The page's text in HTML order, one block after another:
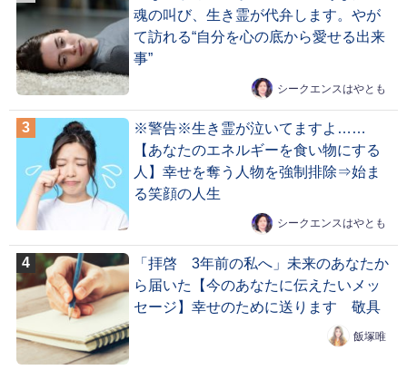
魂の叫び、生き霊が代弁します。やが
て訪れる“自分を心の底から愛せる出来
事”
シークエンスはやとも
※警告※生き霊が泣いてますよ……
【あなたのエネルギーを食い物にする
人】幸せを奪う人物を強制排除⇒始ま
る笑顔の人生
シークエンスはやとも
「拝啓 3年前の私へ」未来のあなたか
ら届いた【今のあなたに伝えたいメッ
セージ】幸せのために送ります 敬具
飯塚唯